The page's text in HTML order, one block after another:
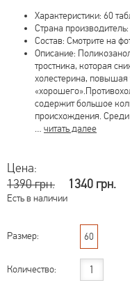
Характеристики: 60
Страна
Состав: Смотрите на
Описание:
тростника, которая
холестерина, повышая
содержит большое
происхождения.
… читать далее
Цена:
1390 грн.
1340 грн.
Есть в наличии
Размер: 60
Количество: